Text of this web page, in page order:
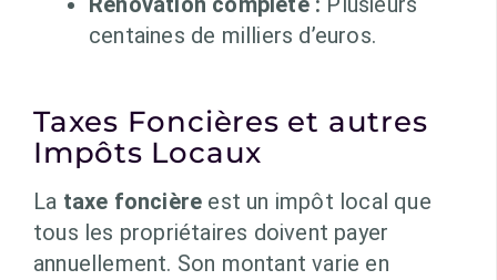
centaines de milliers d’euros.
Taxes Foncières et autres
Impôts Locaux
La taxe foncière est un impôt local que
tous les propriétaires doivent payer
annuellement. Son montant varie en